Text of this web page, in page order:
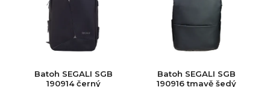
Batoh SEGALI SGB
190914 černý
Batoh SEGALI SGB
190916 tmavě šedý